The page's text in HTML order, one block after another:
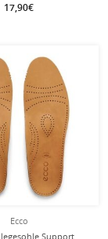
17,90€
Ecco
Support